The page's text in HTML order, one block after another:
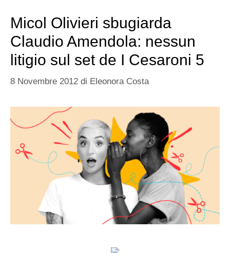
Micol Olivieri sbugiarda
Claudio Amendola: nessun
litigio sul set de I Cesaroni 5
8 Novembre 2012 di Eleonora Costa